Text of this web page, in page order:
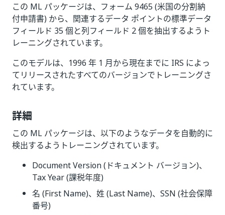
この ML パッケージは、フォーム 9465 (米国の分割納
付申請書) から、関連するデータ ポイントの標準データ
フィールド 35 個と列フィールド 2 個を抽出するようト
レーニングされています。
このモデルは、1996 年 1 月から現在までに IRS によっ
てリリースされたすべてのバージョンでトレーニングさ
れています。
詳細
この ML パッケージは、以下のようなデータを自動的に
検出するようトレーニングされています。
Document Version (ドキュメント バージョン)、
Tax Year (課税年度)
名 (First Name)、姓 (Last Name)、SSN (社会保障
番号)